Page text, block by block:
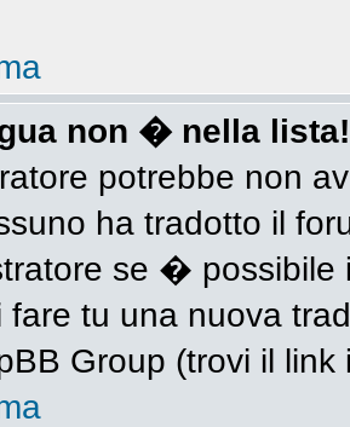
non � nella lista!
potrebbe non
ha tradotto il
se � possibile
fare tu una nuova
Group (trovi il